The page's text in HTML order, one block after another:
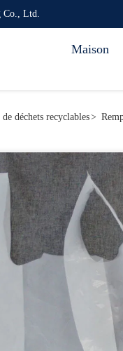
Co., Ltd.
Maison
de déchets recyclables>